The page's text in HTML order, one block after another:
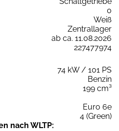
0
Weiß
Zentrallager
ab ca. 11.08.2026
227477974
74 kW / 101 PS
Benzin
199 cm³
Euro 6e
4 (Green)
nach WLTP: